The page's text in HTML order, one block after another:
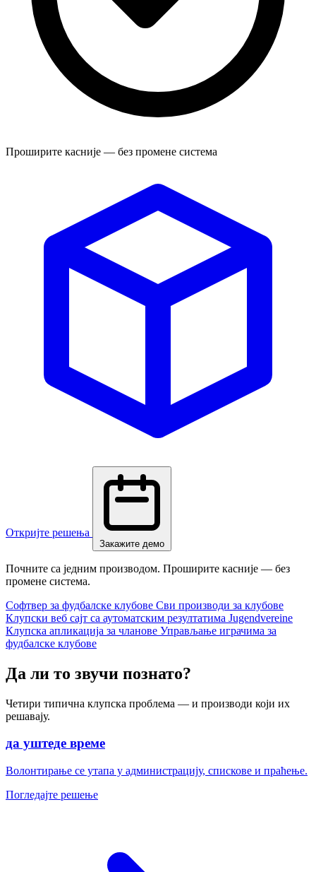
Проширите касније — без промене система
Откријте решења
Закажите демо
Почните са једним производом. Проширите касније — без
промене система.
Софтвер за фудбалске клубове Сви производи за клубове
Клупски веб сајт са аутоматским резултатима Jugendvereine
Клупска апликација за чланове Управљање играчима за
фудбалске клубове
Да ли то звучи познато?
Четири типична клупска проблема — и производи који их
решавају.
да уштеде време
Волонтирање се утапа у администрацију, спискове и праћење.
Погледајте решење